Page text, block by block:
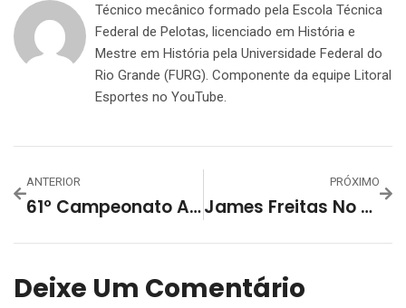
Técnico mecânico formado pela Escola Técnica
Federal de Pelotas, licenciado em História e
Mestre em História pela Universidade Federal do
Rio Grande (FURG). Componente da equipe Litoral
Esportes no YouTube.
ANTERIOR
61º Campeonato Aberto De Futsal Do Grêmio Esportivo Lourenciano Inicia Nessa Quarta Feira
PRÓXIMO
James Freitas No Programa Litoral Esportes Na Rádio Litoral Sul 104.3
Deixe Um Comentário